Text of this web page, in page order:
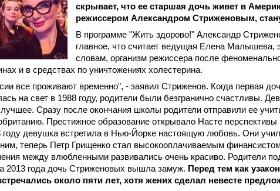
скрывает, что ее старшая дочь живет в
режиссером Александром Стриженовым,
В программе "Жить здорово!" Александр
главное, что считает ведущая Елена Малышева,
словам, организм режиссера после
и в средствах по уничтожениях холестерина.
все проживают временно", - заявил Стриженов. Когда первая
на свет в 1988 году, родители были безгранично счастливы.
Сразу после окончания школы родители отправили ее
Престижное образование открывало Насте перспективы
году девушка встретила в Нью-Йорке настоящую любовь. Они
теперь Петр Грищенко стал высокооплачиваемым
между влюбленными развивались очень красиво. Родители
2013 года дочь Стриженовых вышла замуж. Перед тем как
около пяти лет, хотя жених сделал невесте